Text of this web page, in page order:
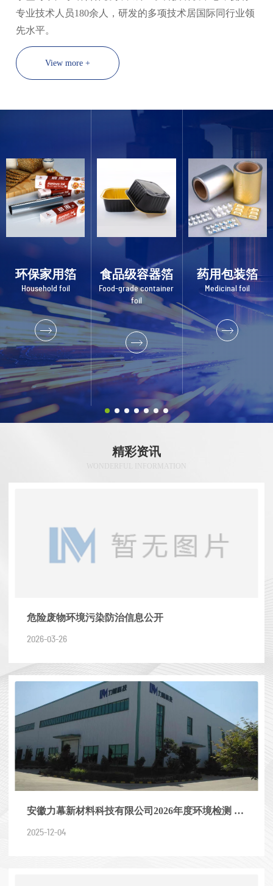
专业技术人员180余人，研发的多项技术居国际同行业领
先水平。
View more +
环保家用箔
Household foil
食品级容器箔
Food-grade container
foil
药用包装箔
Medicinal foil
精彩资讯
WONDERFUL INFORMATION
危险废物环境污染防治信息公开
2026-03-26
安徽力幕新材料科技有限公司2026年度环境检测 服
务项目招标方案
2025-12-04